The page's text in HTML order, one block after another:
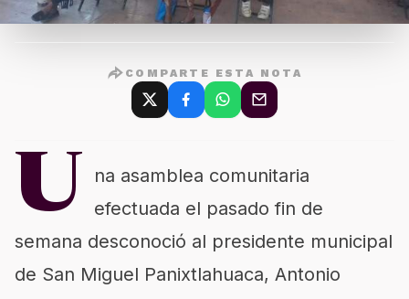
COMPARTE ESTA NOTA
U
na asamblea comunitaria
efectuada el pasado fin de
semana desconoció al presidente municipal
de San Miguel Panixtlahuaca, Antonio